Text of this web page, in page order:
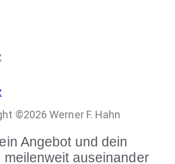
©2026 Werner F. Hahn
Angebot und dein
meilenweit auseinander